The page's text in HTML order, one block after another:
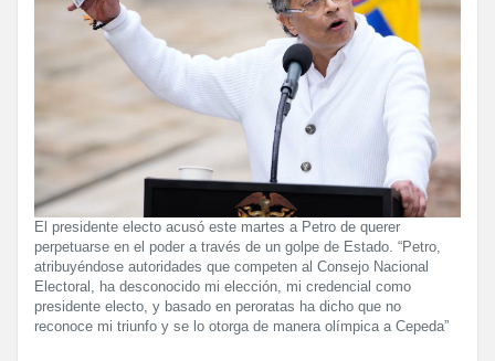
El presidente electo acusó este martes a Petro de querer
perpetuarse en el poder a través de un golpe de Estado. “Petro,
atribuyéndose autoridades que competen al Consejo Nacional
Electoral, ha desconocido mi elección, mi credencial como
presidente electo, y basado en peroratas ha dicho que no
reconoce mi triunfo y se lo otorga de manera olímpica a Cepeda”